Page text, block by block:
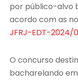
por público-alvo
acordo com as
JFRJ-EDT-2024/
O concurso
bacharelando